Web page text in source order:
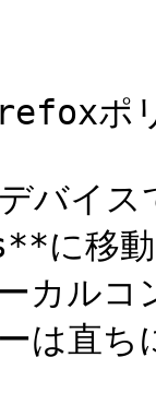
ポ
バイ
移動し
カル
は直ち